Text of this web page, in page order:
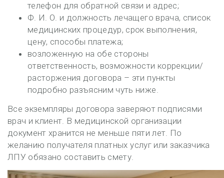
телефон для обратной связи и адрес;
Ф. И. О. и должность лечащего врача, список
медицинских процедур, срок выполнения,
цену, способы платежа;
возложенную на обе стороны
ответственность, возможности коррекции/
расторжения договора – эти пункты
подробно разъясним чуть ниже.
Все экземпляры договора заверяют подписями
врач и клиент. В медицинской организации
документ хранится не меньше пяти лет. По
желанию получателя платных услуг или заказчика
ЛПУ обязано составить смету.